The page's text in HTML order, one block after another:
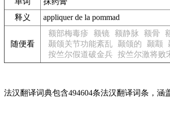
释义
appliquer de la pommad
随便看
额部梅毒疹 额镜 额静脉 额骨
颞颌关节功能紊乱
颞颌的 颞颥
按竺尔假道破金兵 按竺尔激将败
法汉翻译词典包含494604条法汉翻译词条，